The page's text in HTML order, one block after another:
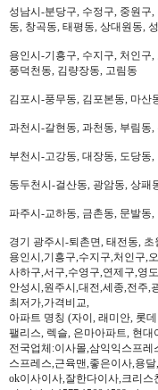
성남시-분당구, 수정구, 중원구
동, 창곡동, 태평동, 상대원동,
용인시-기흥구, 수지구, 처인구
풍덕천동, 김량장동, 고림동
김포시-풍무동, 김포본동, 마산
과천시-갈현동, 과천동, 부림동,
부천시-고강동, 대장동, 도당동
동두천시-걸산동, 광암동, 상패
파주시-교하동, 금촌동, 문발동
경기 광주시-퇴촌면, 태전동,
용인시,기흥구,수지구,처인구,
사하구,서구,수영구,연제구,영
안성시,원주시,대전,세종,전주,
최저가,가격비교,
아파트 명칭 (자이, 래미안, 롯
팰리스, 렉슬, 은마아파트, 현
전국업체:이사몰,삼익익스프
스프레스,근육맨,좋은이사,용
ok이사이사,잘한다이사,크리